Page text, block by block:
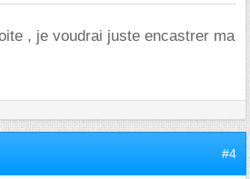
, je voudrai juste encastrer ma
#4